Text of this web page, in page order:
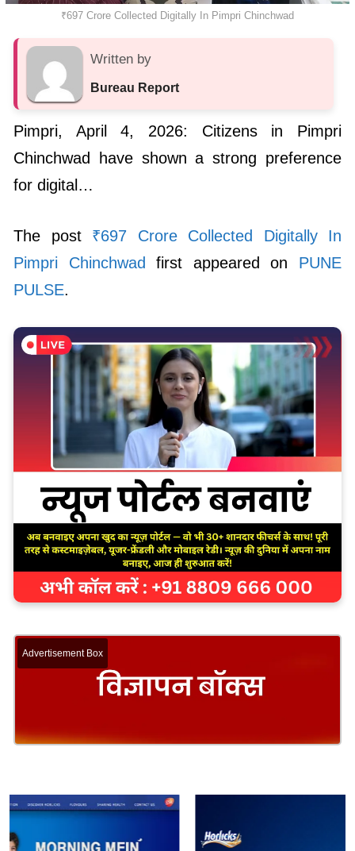
₹697 Crore Collected Digitally In Pimpri Chinchwad
Written by
Bureau Report
Pimpri, April 4, 2026: Citizens in Pimpri
Chinchwad have shown a strong preference
for digital…
The post ₹697 Crore Collected Digitally In
Pimpri Chinchwad first appeared on PUNE
PULSE.
Advertisement Box